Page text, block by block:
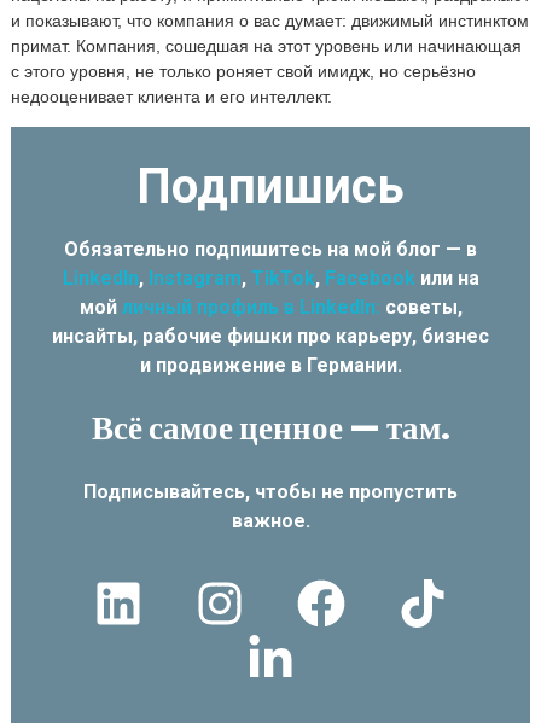
и показывают, что компания о вас думает: движимый инстинктом
примат. Компания, сошедшая на этот уровень или начинающая
с этого уровня, не только роняет свой имидж, но серьёзно
недооценивает клиента и его интеллект.
Подпишись
Обязательно подпишитесь на мой блог — в
LinkedIn, Instagram, TikTok, Facebookили на
мой личный профиль в LinkedIn: советы,
инсайты, рабочие фишки про карьеру, бизнес
и продвижение в Германии.
Всё самое ценное — там.
Подписывайтесь, чтобы не пропустить
важное.